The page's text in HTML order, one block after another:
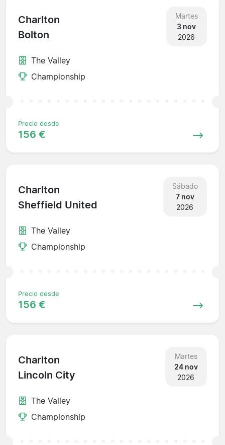
Charlton
Bolton
Martes
3 nov
2026
The Valley
Championship
Precio desde
156 €
Charlton
Sheffield United
Sábado
7 nov
2026
The Valley
Championship
Precio desde
156 €
Charlton
Lincoln City
Martes
24 nov
2026
The Valley
Championship